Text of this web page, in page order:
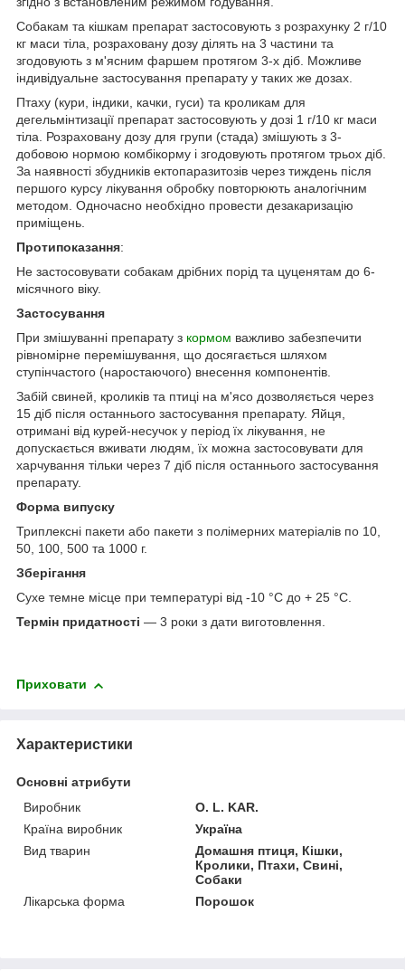
Собакам та кішкам препарат застосовують з розрахунку 2 г/10
кг маси тіла, розраховану дозу ділять на 3 частини та
згодовують з м'ясним фаршем протягом 3-х діб. Можливе
індивідуальне застосування препарату у таких же дозах.
Птаху (кури, індики, качки, гуси) та кроликам для
дегельмінтизації препарат застосовують у дозі 1 г/10 кг маси
тіла. Розраховану дозу для групи (стада) змішують з 3-
добовою нормою комбікорму і згодовують протягом трьох діб.
За наявності збудників ектопаразитозів через тиждень після
першого курсу лікування обробку повторюють аналогічним
методом. Одночасно необхідно провести дезакаризацію
приміщень.
Протипоказання:
Не застосовувати собакам дрібних порід та цуценятам до 6-
місячного віку.
Застосування
При змішуванні препарату з кормом важливо забезпечити
рівномірне перемішування, що досягається шляхом
ступінчастого (наростаючого) внесення компонентів.
Забій свиней, кроликів та птиці на м'ясо дозволяється через
15 діб після останнього застосування препарату. Яйця,
отримані від курей-несучок у період їх лікування, не
допускається вживати людям, їх можна застосовувати для
харчування тільки через 7 діб після останнього застосування
препарату.
Форма випуску
Триплексні пакети або пакети з полімерних матеріалів по 10,
50, 100, 500 та 1000 г.
Зберігання
Сухе темне місце при температурі від -10 °С до + 25 °С.
Термін придатності ― 3 роки з дати виготовлення.
Приховати
Характеристики
Основні атрибути
Виробник
O. L. KAR.
Країна виробник
Україна
Вид тварин
Домашня птиця, Кішки,
Кролики, Птахи, Свині,
Собаки
Лікарська форма
Порошок